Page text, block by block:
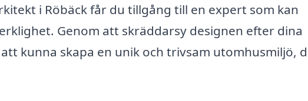
i Röbäck får du tillgång till en expert som kan
Genom att skräddarsy designen efter dina
kunna skapa en unik och trivsam utomhusmiljö,